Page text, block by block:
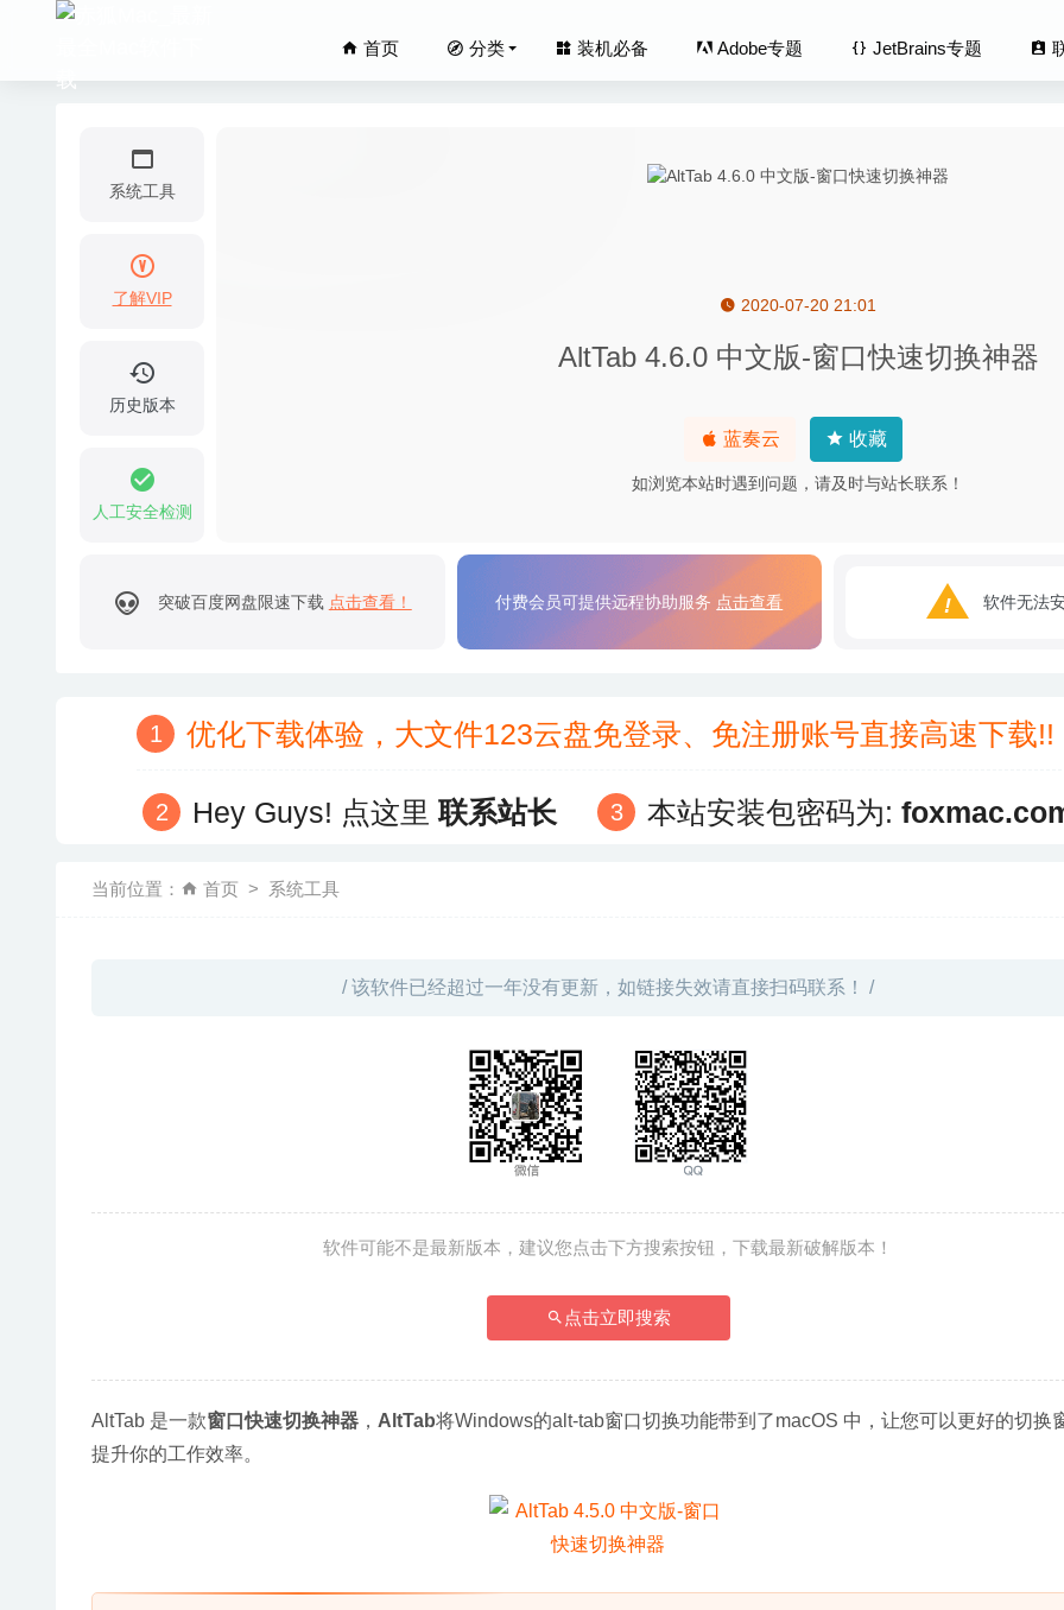
首页 分类 装机必备 Adobe专题 JetBrains专题
系统工具
了解VIP
历史版本
人工安全检测
2020-07-20 21:01
AltTab 4.6.0 中文版-窗口快速切换神器
蓝奏云 收藏
如浏览本站时遇到问题，请及时与站长联系！
突破百度网盘限速下载 点击查看！ 付费会员可提供远程协助服务 点击查看 软件无法
优化下载体验，大文件123云盘免登录、免注册账号直接高速下
Hey Guys! 点这里联系站长 本站安装包密码为:
当前位置： 首页 系统工具
/ 该软件已经超过一年没有更新，如链接失效请直接扫码联系！ /
软件可能不是最新版本，建议您点击下方搜索按钮，下载最新破解版本！
点击立即搜索
AltTab 是一款窗口快速切换神器 ， AltTab将Windows的alt-tab窗口切换功能带到了macOS 中，让您可以更好的切换
提升你的工作效率。
FoldersSynchronizer 5.1.0 – 文件夹同步工具 2020-07-24
ExifEditor 1.2.7 – 图像照片Exif元数据编辑工具
2025-05-22
JixiPix Aquarella 1.38 – 图片水彩画软件 2020-12-28